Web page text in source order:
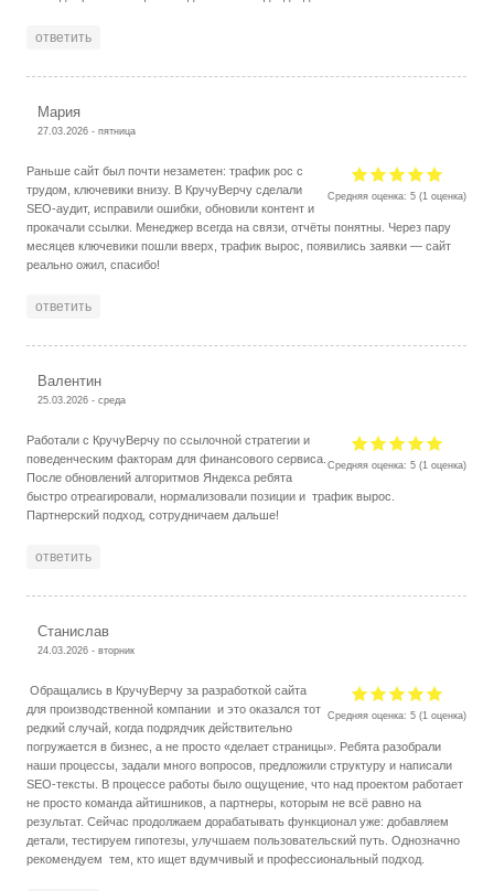
ответить
Мария
27.03.2026 - пятница
Средняя оценка:5 (1 оценка)
Раньше сайт был почти незаметен: трафик рос с
трудом, ключевики внизу. В КручуВерчу сделали
SEO-аудит, исправили ошибки, обновили контент и
прокачали ссылки. Менеджер всегда на связи, отчёты понятны. Через пару
месяцев ключевики пошли вверх, трафик вырос, появились заявки — сайт
реально ожил, спасибо!
ответить
Валентин
25.03.2026 - среда
Средняя оценка:5 (1 оценка)
Работали с КручуВерчу по ссылочной стратегии и
поведенческим факторам для финансового сервиса.
После обновлений алгоритмов Яндекса ребята
быстро отреагировали, нормализовали позиции и трафик вырос.
Партнерский подход, сотрудничаем дальше!
ответить
Станислав
24.03.2026 - вторник
Средняя оценка:5 (1 оценка)
Обращались в КручуВерчу за разработкой сайта
для производственной компании и это оказался тот
редкий случай, когда подрядчик действительно
погружается в бизнес, а не просто «делает страницы». Ребята разобрали
наши процессы, задали много вопросов, предложили структуру и написали
SEO-тексты. В процессе работы было ощущение, что над проектом работает
не просто команда айтишников, а партнеры, которым не всё равно на
результат. Сейчас продолжаем дорабатывать функционал уже: добавляем
детали, тестируем гипотезы, улучшаем пользовательский путь. Однозначно
рекомендуем тем, кто ищет вдумчивый и профессиональный подход.